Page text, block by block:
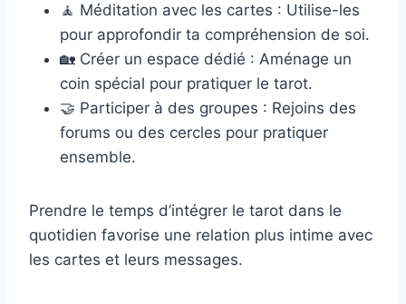
🧘 Méditation avec les cartes : Utilise-les
pour approfondir ta compréhension de soi.
🏡 Créer un espace dédié : Aménage un
coin spécial pour pratiquer le tarot.
🤝 Participer à des groupes : Rejoins des
forums ou des cercles pour pratiquer
ensemble.
Prendre le temps d’intégrer le tarot dans le
quotidien favorise une relation plus intime avec
les cartes et leurs messages.